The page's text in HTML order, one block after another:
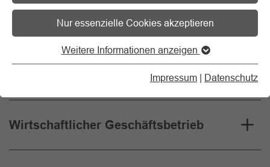
Nur essenzielle Cookies akzeptieren
Weitere Informationen anzeigen
Impressum | Datenschutz
Grundlagen
Wirtschaftlicher Geschäftsbetrieb